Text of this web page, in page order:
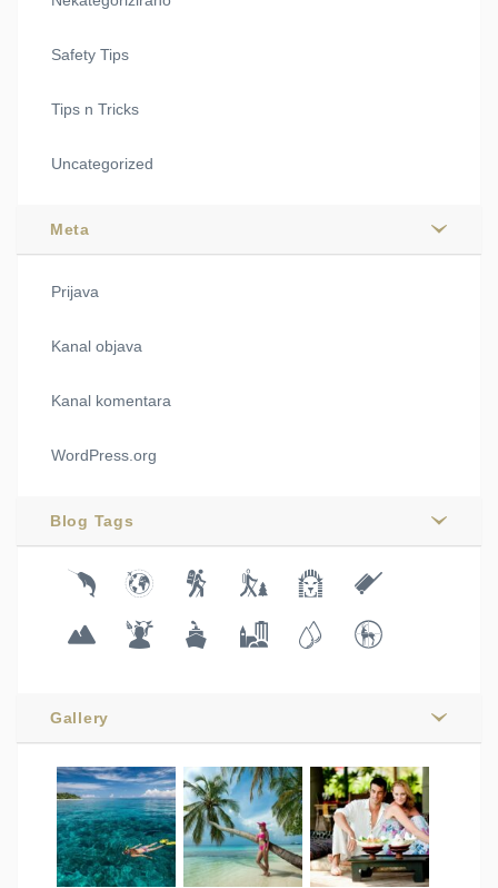
Safety Tips
Tips n Tricks
Uncategorized
Meta
Prijava
Kanal objava
Kanal komentara
WordPress.org
Blog Tags
Gallery